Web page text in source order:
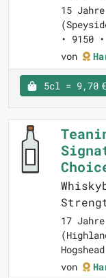
15
• 9150
von
5cl = 9,70 €
17
von